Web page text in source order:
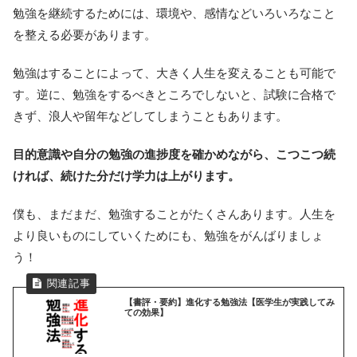
勉強を継続するためには、環境や、感情などいろいろなこと
を整える必要があります。
勉強はすることによって、大きく人生を変えることも可能で
す。逆に、勉強をするべきところでしないと、試験に合格で
きず、浪人や留年などしてしまうこともあります。
目的意識や自分の勉強の進捗度を確かめながら、こつこつ続
ければ、続けた分だけ学力は上がります。
僕も、まだまだ、勉強することがたくさんあります。人生を
より良いものにしていくためにも、勉強をがんばりましょ
う！
【書評・要約】進化する勉強法【医学生が実践してみ
ての効果】